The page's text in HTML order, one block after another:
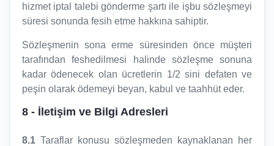
hizmet iptal talebi gönderme şartı ile işbu sözleşmeyi
süresi sonunda fesih etme hakkına sahiptir.
Sözleşmenin sona erme süresinden önce müşteri
tarafından feshedilmesi halinde sözleşme sonuna
kadar ödenecek olan ücretlerin 1/2 sini defaten ve
peşin olarak ödemeyi beyan, kabul ve taahhüt eder.
8 - İletişim ve Bilgi Adresleri
8.1 Taraflar konusu sözleşmeden kaynaklanan her